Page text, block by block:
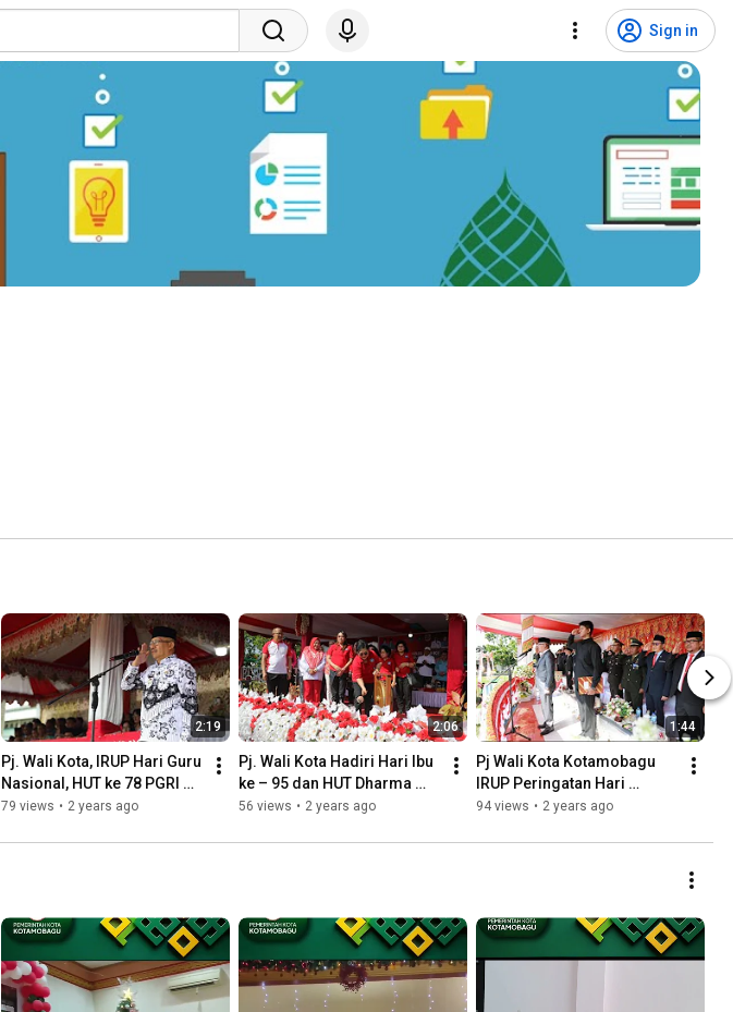
Sign in
2:19
Pj. Wali Kota, IRUP Hari Guru
Nasional, HUT ke 78 PGRI
dan HUT ke 52 KORPRI 2023
79 views • 2 years ago
2:06
Pj. Wali Kota Hadiri Hari Ibu
ke – 95 dan HUT Dharma
Wanita Persatuan ke – 24 |
56 views • 2 years ago
1:44
Pj Wali Kota Kotamobagu
IRUP Peringatan Hari
Pahlawan Tahun 2023 di
2023
94 views • 2 years ago